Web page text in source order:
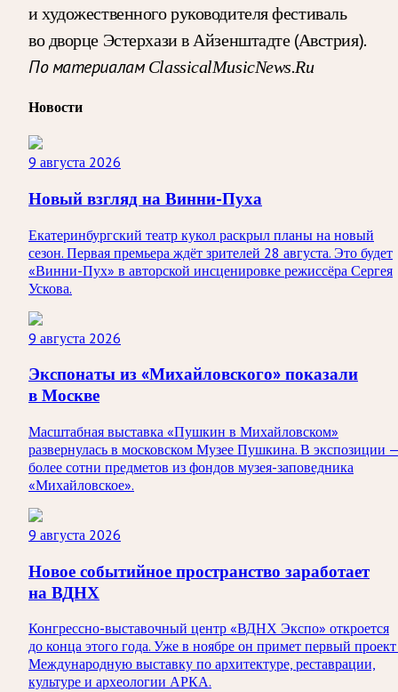
и художественного руководителя фестиваль
во дворце Эстерхази в Айзенштадте (Австрия).
По материалам ClassicalMusicNews.Ru
Новости
9 августа 2026
Новый взгляд на Винни-Пуха
Екатеринбургский театр кукол раскрыл планы на новый
сезон. Первая премьера ждёт зрителей 28 августа. Это будет
«Винни-Пух» в авторской инсценировке режиссёра Сергея
Ускова.
9 августа 2026
Экспонаты из «Михайловского» показали
в Москве
Масштабная выставка «Пушкин в Михайловском»
развернулась в московском Музее Пушкина. В экспозиции
более сотни предметов из фондов музея-заповедника
«Михайловское».
9 августа 2026
Новое событийное пространство заработает
на ВДНХ
Конгрессно-выставочный центр «ВДНХ Экспо» откроется
до конца этого года. Уже в ноябре он примет первый
Международную выставку по архитектуре, реставрации,
культуре и археологии АРКА.